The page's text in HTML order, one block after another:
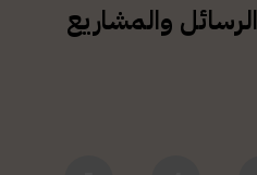
والمشاريع